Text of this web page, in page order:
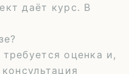
даёт курс. В
оценка и,